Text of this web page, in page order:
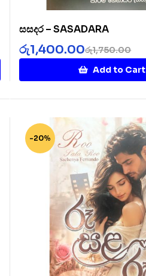
සසදර – SASADARA
රු1,750.00
රු1,400.00
Add to Cart
-20%